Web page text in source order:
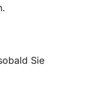
Sie